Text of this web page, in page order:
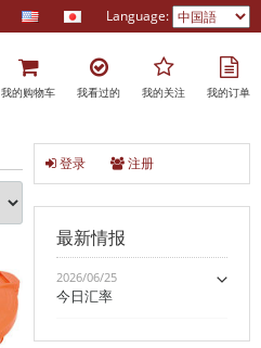
Language:
我的购物车 我看过的 我的关注 我的订单
登录 注册
最新情报
2026/06/25
今日汇率